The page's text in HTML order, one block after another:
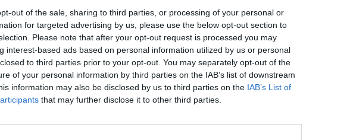
out of the sale, sharing to third parties, or processing of your personal or
for targeted advertising by us, please use the below opt-out section to
Please note that after your opt-out request is processed you may
interest-based ads based on personal information utilized by us or personal
to third parties prior to your opt-out. You may separately opt-out of the
of your personal information by third parties on the IAB’s list of downstream
information may also be disclosed by us to third parties on the IAB’s List of
that may further disclose it to other third parties.